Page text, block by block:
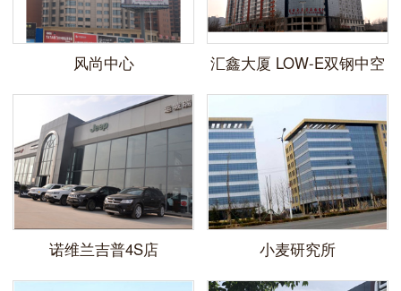
风尚中心 汇鑫大厦 LOW-E双钢中空
诺维兰吉普4S店 小麦研究所